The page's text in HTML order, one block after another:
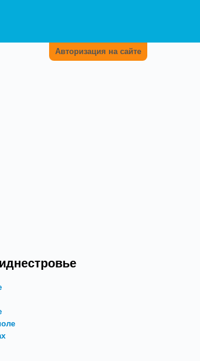
Авторизация на сайте